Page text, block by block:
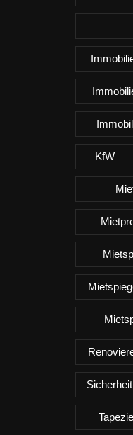
KfW
Sicherheit